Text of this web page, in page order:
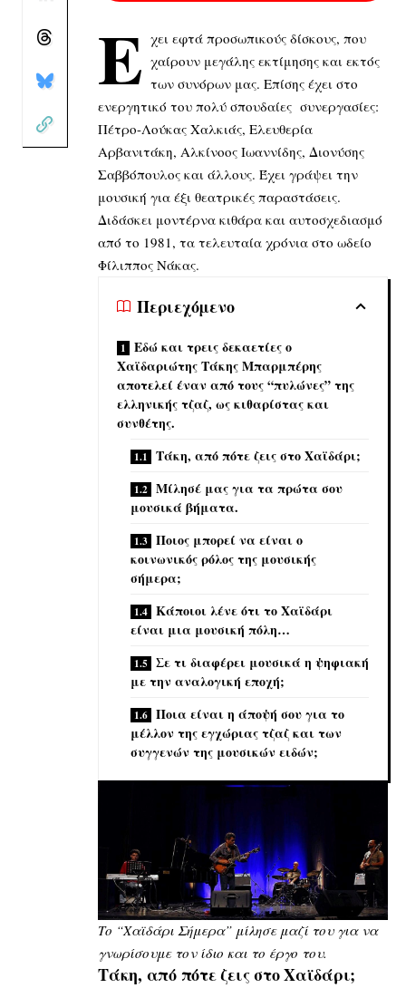
Έ χει εφτά προσωπικούς δίσκους, που
χαίρουν μεγάλης εκτίμησης και εκτός
των συνόρων μας. Επίσης έχει στο
ενεργητικό του πολύ σπουδαίες συνεργασίες:
Πέτρο-Λούκας Χαλκιάς, Ελευθερία
Αρβανιτάκη, Αλκίνοος Ιωαννίδης, Διονύσης
Σαββόπουλος και άλλους. Έχει γράψει την
μουσική για έξι θεατρικές παραστάσεις.
Διδάσκει μοντέρνα κιθάρα και αυτοσχεδιασμό
από το 1981, τα τελευταία χρόνια στο ωδείο
Φίλιππος Νάκας.
Περιεχόμενο
Εδώ και τρεις δεκαετίες ο
Χαϊδαριώτης Τάκης Μπαρμπέρης
αποτελεί έναν από τους “πυλώνες” της
ελληνικής τζαζ, ως κιθαρίστας και
συνθέτης.
Τάκη, από πότε ζεις στο Χαϊδάρι;
Μίλησέ μας για τα πρώτα σου
μουσικά βήματα.
Ποιος μπορεί να είναι ο
κοινωνικός ρόλος της μουσικής
σήμερα;
Κάποιοι λένε ότι το Χαϊδάρι
είναι μια μουσική πόλη…
Σε τι διαφέρει μουσικά η ψηφιακή
με την αναλογική εποχή;
Ποια είναι η άποψή σου για το
μέλλον της εγχώριας τζαζ και των
συγγενών της μουσικών ειδών;
Το “Χαϊδάρι Σήμερα” μίλησε μαζί του για να
γνωρίσουμε τον ίδιο και το έργο του.
Τάκη, από πότε ζεις στο Χαϊδάρι;